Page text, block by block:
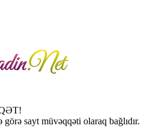
sayt müvəqqəti olaraq bağlıdır.